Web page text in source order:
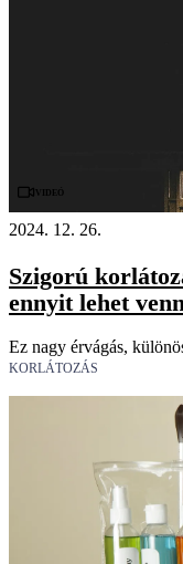
Videó
2024. 12. 26.
Szigorú
ennyit lehet
Ez nagy érvágás,
KORLÁTOZÁS